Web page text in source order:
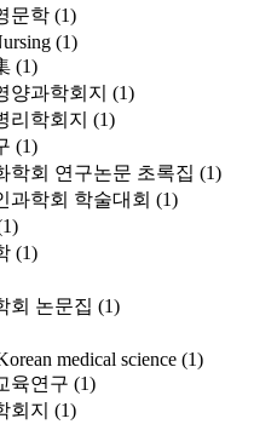
문학 (1)
(1)
(1)
양과학회지 (1)
리학회지 (1)
(1)
학회 연구논문 초록집 (1)
과학회 학술대회 (1)
(1)
회 논문집 (1)
medical science (1)
육연구 (1)
회지 (1)